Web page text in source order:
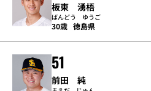
板東 湧梧
ばんどう ゆうご
30歳 徳島県
51
前田 純